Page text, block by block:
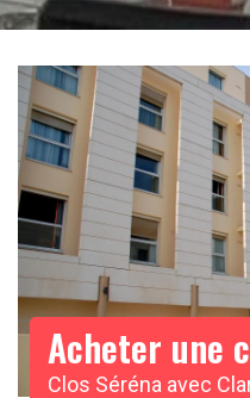
Acheter une
Clos Séréna avec